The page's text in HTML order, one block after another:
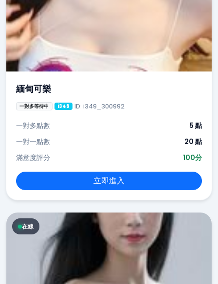
緬甸可樂
一對多等待中 i349 ID: i349_300992
一對多點數
5 點
一對一點數
20 點
滿意度評分
100分
立即進入
在線